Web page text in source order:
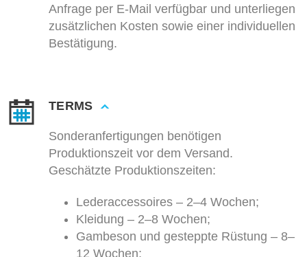
Anfrage per E-Mail verfügbar und unterliegen
zusätzlichen Kosten sowie einer individuellen
Bestätigung.
TERMS
Sonderanfertigungen benötigen
Produktionszeit vor dem Versand.
Geschätzte Produktionszeiten:
Lederaccessoires – 2–4 Wochen;
Kleidung – 2–8 Wochen;
Gambeson und gesteppte Rüstung – 8–
12 Wochen;